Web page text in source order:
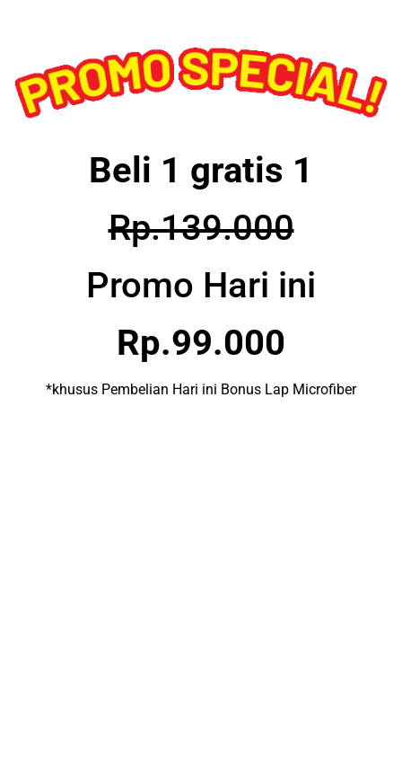
Beli 1 gratis 1
Rp.139.000
Promo Hari ini
Rp.99.000
*khusus Pembelian Hari ini Bonus Lap Microfiber